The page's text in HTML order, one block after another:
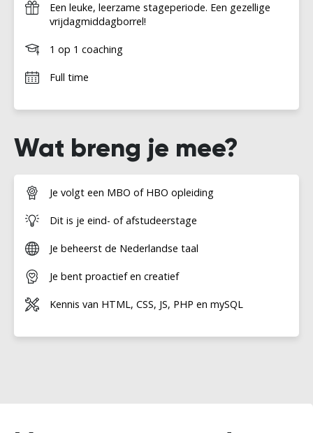
Een leuke, leerzame stageperiode. Een gezellige
vrijdagmiddagborrel!
1 op 1 coaching
Full time
Wat breng je mee?
Je volgt een MBO of HBO opleiding
Dit is je eind- of afstudeerstage
Je beheerst de Nederlandse taal
Je bent proactief en creatief
Kennis van HTML, CSS, JS, PHP en mySQL